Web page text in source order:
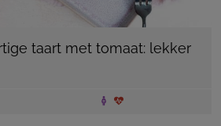
taart met tomaat: lekker